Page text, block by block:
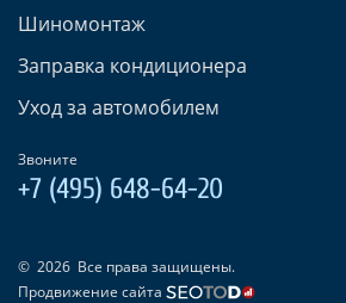
Шиномонтаж
Заправка кондиционера
Уход за автомобилем
Звоните
+7 (495) 648-64-20
© 2026 Все права защищены.
Продвижение сайта